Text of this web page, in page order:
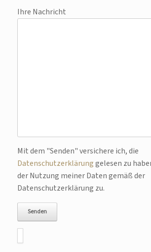
Ihre Nachricht
Bitte lasse dieses Feld leer.
Mit dem "Senden" versichere ich, die
Datenschutzerklärunggelesen zu
der Nutzung meiner Daten gemäß der
Datenschutzerklärung zu.